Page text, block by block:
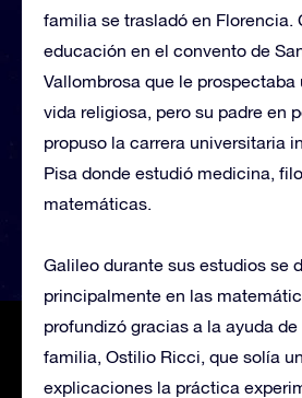
familia se trasladó en Florencia.
educación en el convento de
Vallombrosa que le prospectaba
vida religiosa, pero su padre en
propuso la carrera universitaria
Pisa donde estudió medicina,
matemáticas.
Galileo durante sus estudios se
principalmente en las
profundizó gracias a la ayuda
familia, Ostilio Ricci, que solía
explicaciones la práctica